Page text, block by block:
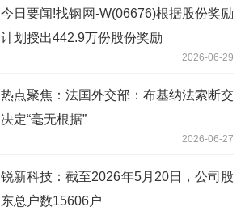
今日要闻!找钢网-W(06676)根据股份奖励
计划授出442.9万份股份奖励
2026-06-29
热点聚焦：法国外交部：布基纳法索断交
决定“毫无根据”
2026-06-27
锐新科技：截至2026年5月20日，公司股
东总户数15606户